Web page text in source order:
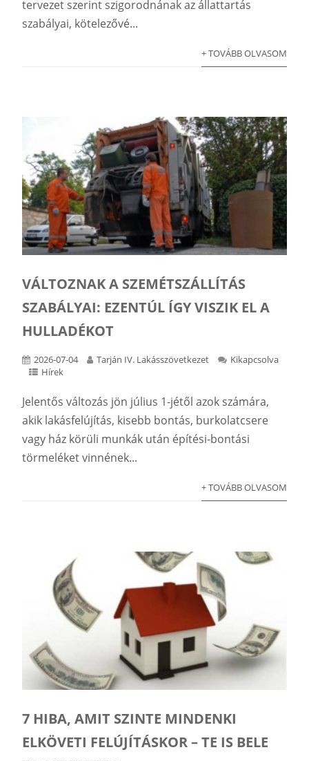
tervezet szerint szigorodnának az állattartás
szabályai, kötelezővé...
+ TOVÁBB OLVASOM
VÁLTOZNAK A SZEMÉTSZÁLLÍTÁS
SZABÁLYAI: EZENTÚL ÍGY VISZIK EL A
HULLADÉKOT
2026-07-04 Tarján IV. Lakásszövetkezet
Kikapcsolva
Hírek
Jelentős változás jön július 1-jétől azok számára,
akik lakásfelújítás, kisebb bontás, burkolatcsere
vagy ház körüli munkák után építési-bontási
törmeléket vinnének...
+ TOVÁBB OLVASOM
7 HIBA, AMIT SZINTE MINDENKI
ELKÖVETI FELÚJÍTÁSKOR – TE IS BELE